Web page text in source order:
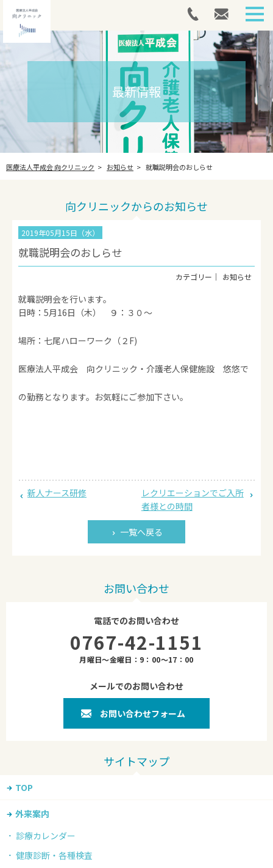
アートメイク
採用情報
法人案内
お問い合わせ
最新情報
医療法人平成会 向クリニック お知らせ 就職説明会のおしらせ
向クリニックからのお知らせ
2019年05月15日（水）
就職説明会のおしらせ
お知らせ
就職説明会を行います。
日時：5月16日（木） ９：３０～
場所：七尾ハローワーク（２F)
医療法人平成会 向クリニック・介護老人保健施設 悠悠で
の勤務となります。お気軽にご参加下さい。
新人ナース研修
一覧へ戻る
レクリエーションでご入所
者様との時間
お問い合わせ
電話でのお問い合わせ
0767-42-1151
月曜日～金曜日：9：00～17：00
メールでのお問い合わせ
お問い合わせフォーム
TOP
外来案内
診療カレンダー
健康診断・各種検査